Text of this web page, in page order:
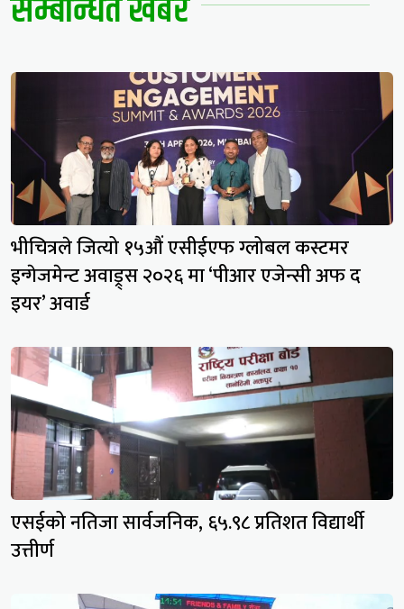
भीचित्रले जित्यो १५औं एसीईएफ ग्लोबल कस्टमर
इन्गेजमेन्ट अवाड्र्स २०२६ मा ‘पीआर एजेन्सी अफ द
इयर’ अवार्ड
एसईको नतिजा सार्वजनिक, ६५.९८ प्रतिशत विद्यार्थी
उत्तीर्ण